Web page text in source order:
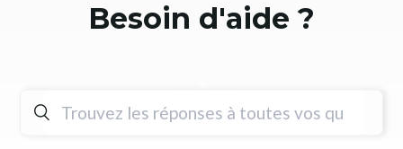
Besoin d'aide ?